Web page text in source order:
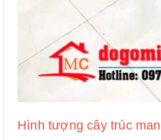
Hình tượng cây trúc